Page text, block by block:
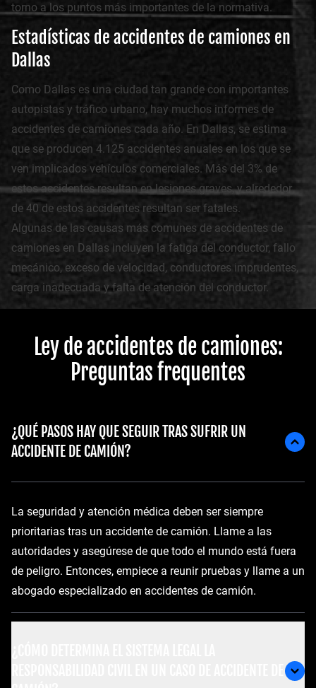
torno a los puntos más importantes de la normativa.
Estadísticas de accidentes de camiones en
Dallas
Como Dallas es una ciudad tan grande con importantes
autopistas y tráfico urbano, hay muchos informes de
accidentes de camiones cada año. En Dallas, se estima
que se producen 4.125 accidentes anuales en los que se
ven implicados vehículos comerciales. Más del 3% de
estos accidentes resultan en lesiones graves, y alrededor
de 40 de estos accidentes resultan ser fatales.
Algunas de las causas más comunes de accidentes de
camiones en Dallas incluyen la fatiga del conductor, fallo
mecánico, exceso de velocidad, conductores imprudentes,
carga inadecuada y falta de atención del conductor.
Ley de accidentes de camiones:
Preguntas frequentes
¿QUÉ PASOS HAY QUE SEGUIR TRAS SUFRIR UN
ACCIDENTE DE CAMIÓN?
La seguridad y atención médica deben ser siempre
prioritarias tras un accidente de camión. Llame a las
autoridades y asegúrese de que todo el mundo está fuera
de peligro. Entonces, empiece a reunir pruebas y llame a un
abogado especializado en accidentes de camión.